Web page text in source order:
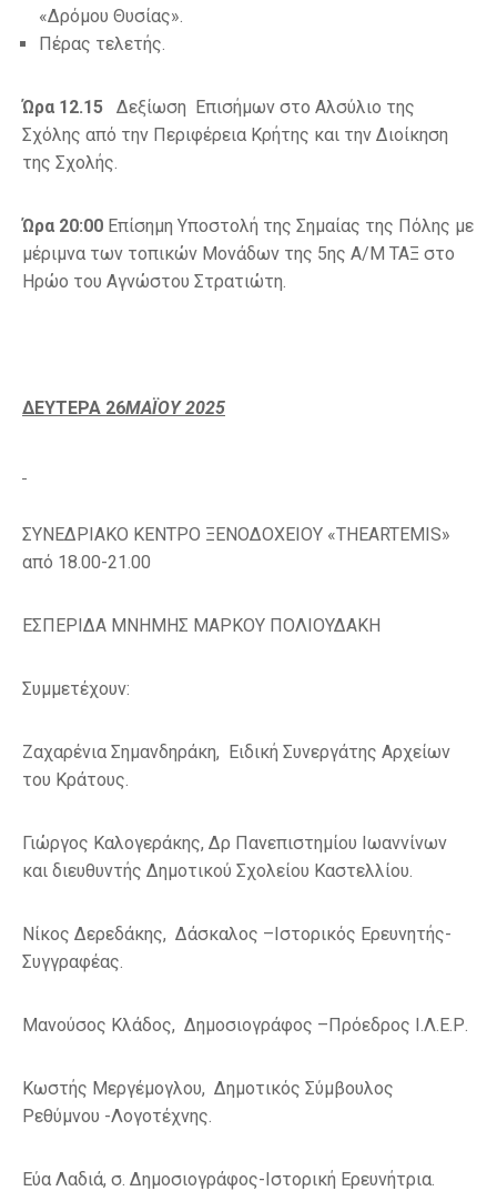
«Δρόμου Θυσίας».
Πέρας τελετής.
Ώρα 12.15 Δεξίωση Επισήμων στο Αλσύλιο της
Σχόλης από την Περιφέρεια Κρήτης και την Διοίκηση
της Σχολής.
Ώρα 20:00 Επίσημη Υποστολή της Σημαίας της Πόλης με
μέριμνα των τοπικών Μονάδων της 5ης Α/Μ ΤΑΞ στο
Ηρώο του Αγνώστου Στρατιώτη.
ΔΕΥΤΕΡΑ 26ΜΑΪΟΥ 2025
ΣΥΝΕΔΡΙΑΚΟ ΚΕΝΤΡΟ ΞΕΝΟΔΟΧΕΙΟΥ «ΤHEARTEMIS»
από 18.00-21.00
ΕΣΠΕΡΙΔΑ ΜΝΗΜΗΣ ΜΑΡΚΟΥ ΠΟΛΙΟΥΔΑΚΗ
Συμμετέχουν:
Ζαχαρένια Σημανδηράκη, Ειδική Συνεργάτης Αρχείων
του Κράτους.
Γιώργος Καλογεράκης, Δρ Πανεπιστημίου Ιωαννίνων
και διευθυντής Δημοτικού Σχολείου Καστελλίου.
Νίκος Δερεδάκης, Δάσκαλος –Ιστορικός Ερευνητής-
Συγγραφέας.
Μανούσος Κλάδος, Δημοσιογράφος –Πρόεδρος Ι.Λ.Ε.Ρ.
Κωστής Μεργέμογλου, Δημοτικός Σύμβουλος
Ρεθύμνου -Λογοτέχνης.
Εύα Λαδιά, σ. Δημοσιογράφος-Ιστορική Ερευνήτρια.